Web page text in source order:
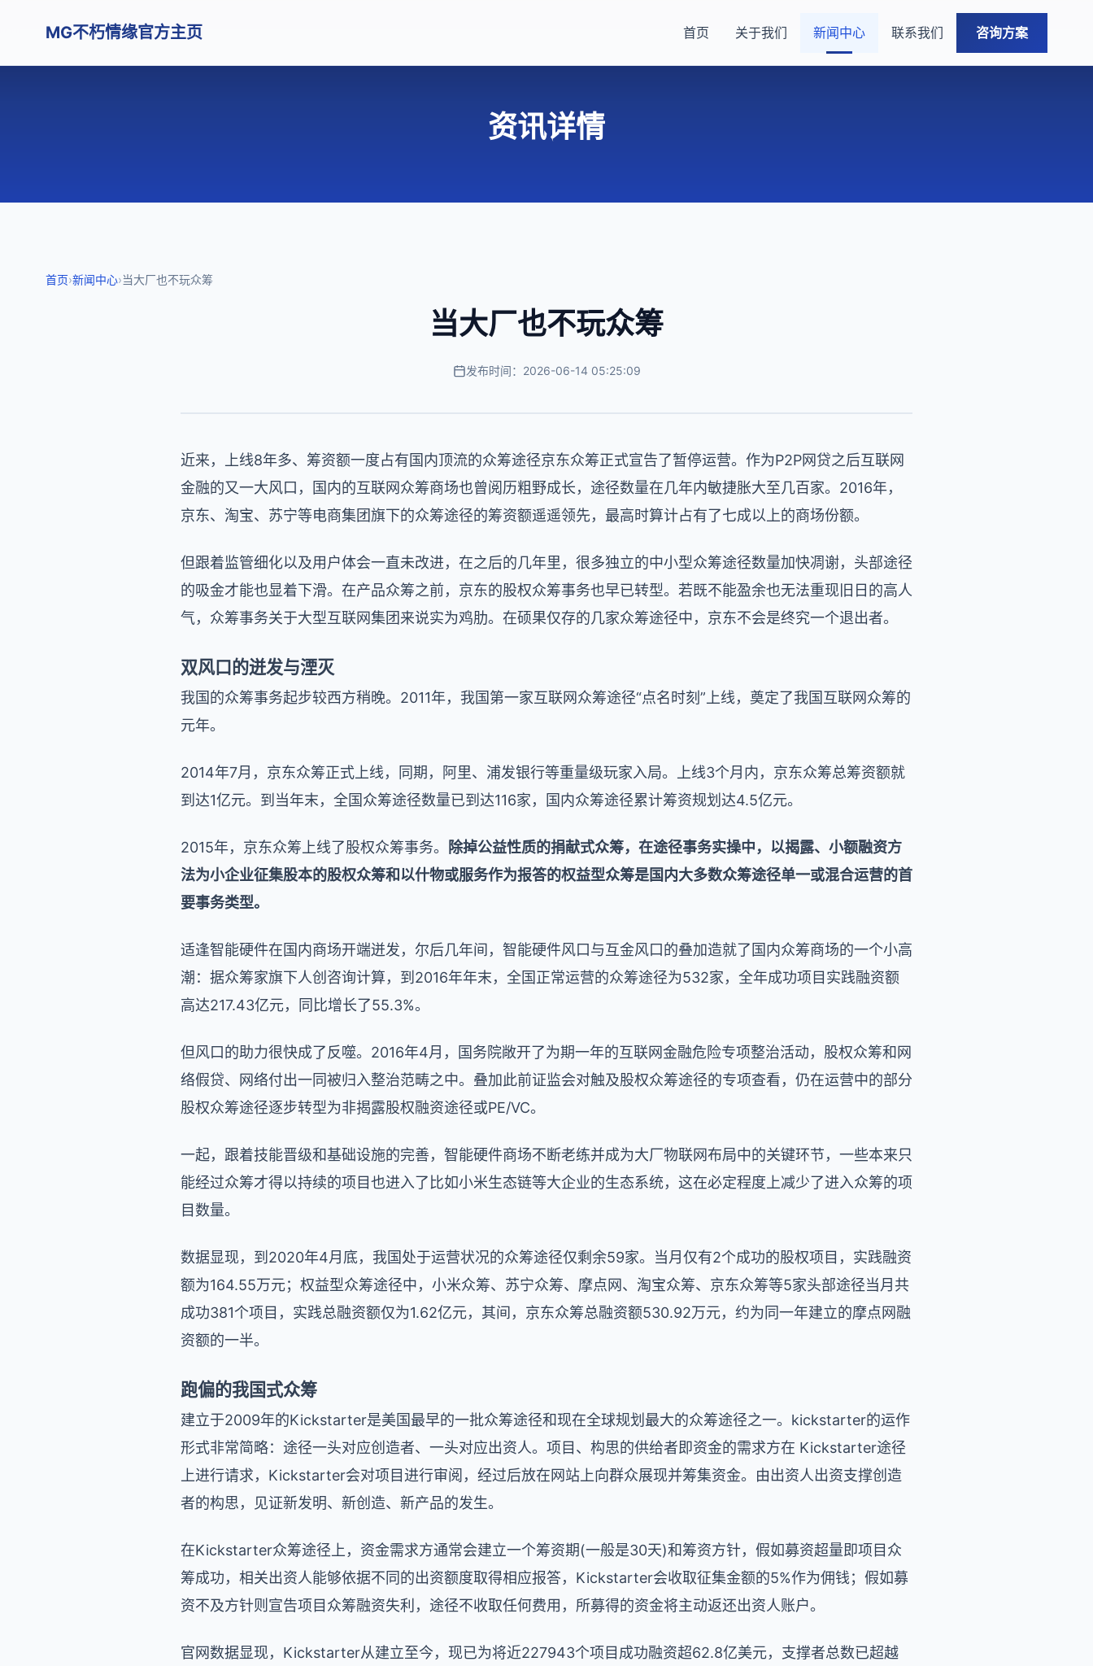
MG不朽情缘官方主页 首页 关于我们 新闻中心 联系我们 咨询方案
资讯详情
首页›新闻中心›当大厂也不玩众筹
当大厂也不玩众筹
发布时间：2026-06-14 05:25:09
近来，上线8年多、筹资额一度占有国内顶流的众筹途径京东众筹正式宣告了暂停运营。作为P2P网贷之后互联网
金融的又一大风口，国内的互联网众筹商场也曾阅历粗野成长，途径数量在几年内敏捷胀大至几百家。2016年，
京东、淘宝、苏宁等电商集团旗下的众筹途径的筹资额遥遥领先，最高时算计占有了七成以上的商场份额。
但跟着监管细化以及用户体会一直未改进，在之后的几年里，很多独立的中小型众筹途径数量加快凋谢，头部途径
的吸金才能也显着下滑。在产品众筹之前，京东的股权众筹事务也早已转型。若既不能盈余也无法重现旧日的高人
气，众筹事务关于大型互联网集团来说实为鸡肋。在硕果仅存的几家众筹途径中，京东不会是终究一个退出者。
双风口的迸发与湮灭
我国的众筹事务起步较西方稍晚。2011年，我国第一家互联网众筹途径“点名时刻”上线，奠定了我国互联网众筹的
元年。
2014年7月，京东众筹正式上线，同期，阿里、浦发银行等重量级玩家入局。上线3个月内，京东众筹总筹资额就
到达1亿元。到当年末，全国众筹途径数量已到达116家，国内众筹途径累计筹资规划达4.5亿元。
2015年，京东众筹上线了股权众筹事务。
除掉公益性质的捐献式众筹，在途径事务实操中，以揭露、小额融资方
法为小企业征集股本的股权众筹和以什物或服务作为报答的权益型众筹是国内大多数众筹途径单一或混合运营的首
要事务类型。
适逢智能硬件在国内商场开端迸发，尔后几年间，智能硬件风口与互金风口的叠加造就了国内众筹商场的一个小高
潮：据众筹家旗下人创咨询计算，到2016年年末，全国正常运营的众筹途径为532家，全年成功项目实践融资额
高达217.43亿元，同比增长了55.3%。
但风口的助力很快成了反噬。2016年4月，国务院敞开了为期一年的互联网金融危险专项整治活动，股权众筹和网
络假贷、网络付出一同被归入整治范畴之中。叠加此前证监会对触及股权众筹途径的专项查看，仍在运营中的部分
股权众筹途径逐步转型为非揭露股权融资途径或PE/VC。
一起，跟着技能晋级和基础设施的完善，智能硬件商场不断老练并成为大厂物联网布局中的关键环节，一些本来只
能经过众筹才得以持续的项目也进入了比如小米生态链等大企业的生态系统，这在必定程度上减少了进入众筹的项
目数量。
数据显现，到2020年4月底，我国处于运营状况的众筹途径仅剩余59家。当月仅有2个成功的股权项目，实践融资
额为164.55万元；权益型众筹途径中，小米众筹、苏宁众筹、摩点网、淘宝众筹、京东众筹等5家头部途径当月共
成功381个项目，实践总融资额仅为1.62亿元，其间，京东众筹总融资额530.92万元，约为同一年建立的摩点网融
资额的一半。
跑偏的我国式众筹
建立于2009年的Kickstarter是美国最早的一批众筹途径和现在全球规划最大的众筹途径之一。kickstarter的运作
形式非常简略：途径一头对应创造者、一头对应出资人。项目、构思的供给者即资金的需求方在 Kickstarter途径
上进行请求，Kickstarter会对项目进行审阅，经过后放在网站上向群众展现并筹集资金。由出资人出资支撑创造
者的构思，见证新发明、新创造、新产品的发生。
在Kickstarter众筹途径上，资金需求方通常会建立一个筹资期(一般是30天)和筹资方针，假如募资超量即项目众
筹成功，相关出资人能够依据不同的出资额度取得相应报答，Kickstarter会收取征集金额的5%作为佣钱；假如募
资不及方针则宣告项目众筹融资失利，途径不收取任何费用，所募得的资金将主动返还出资人账户。
官网数据显现，Kickstarter从建立至今，现已为将近227943个项目成功融资超62.8亿美元，支撑者总数已超越